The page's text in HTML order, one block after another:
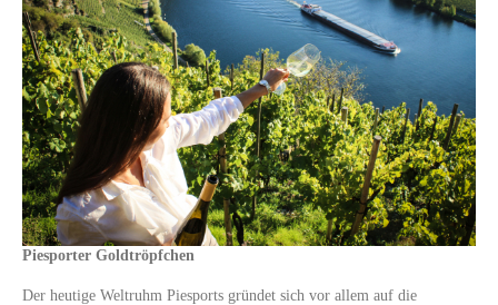
Piesporter Goldtröpfchen
Der heutige Weltruhm Piesports gründet sich vor allem auf die